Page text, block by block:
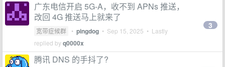
广东电信开启 5G-A，收不到 APNs 推送，
改回 4G 推送马上就来了
宽带症候群 • pingdog • Sep 15, 2025 • Lastly
replied byq0000x
3
腾讯 DNS 的手抖了?